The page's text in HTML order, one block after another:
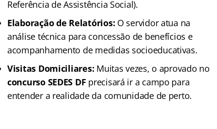
Referência de Assistência Social).
Elaboração de Relatórios: O servidor atua na
análise técnica para concessão de benefícios e
acompanhamento de medidas socioeducativas.
Visitas Domiciliares: Muitas vezes, o aprovado no
concurso SEDES DF precisará ir a campo para
entender a realidade da comunidade de perto.